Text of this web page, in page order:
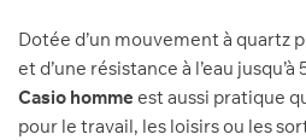
Dotée d’un mouvement à quartz
et d’une résistance à l’eau
Casio homme est aussi pratique
pour le travail, les loisirs ou les